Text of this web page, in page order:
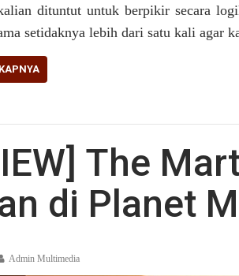
dituntut untuk berpikir secara
setidaknya lebih dari satu kali agar
The
di Planet
Admin Multimedia